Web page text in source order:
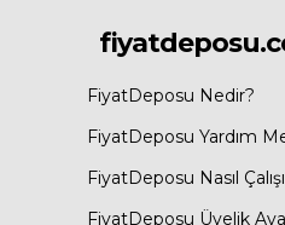
FiyatDeposu Nedir?
FiyatDeposu Yardım
FiyatDeposu Nasıl
FiyatDeposu Üyelik